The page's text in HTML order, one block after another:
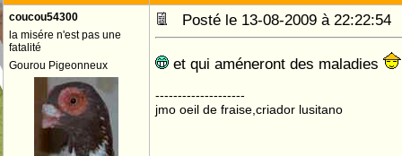
coucou54300
la misére n'est pas une
fatalité
Gourou Pigeonneux
Posté le 13-08-2009 à
et qui améneront des maladies
--------------------
jmo oeil de fraise,criador lusitano